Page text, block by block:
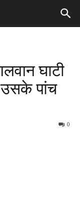
घाटी
पांच
0